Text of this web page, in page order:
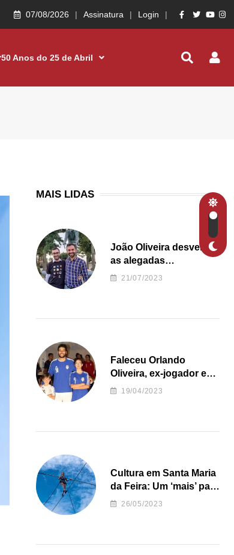
07/08/2026 Assinatura Login
50 Anos do 25 de Abril
MAIS LIDAS
João Oliveira desvenda
as alegadas
irregularidades da
21/07/2023
Faleceu Orlando
Oliveira, ex-jogador e
treinador da formação
19/04/2023
Cultura em Santa Maria
da Feira: Um ‘mais’ para
o Concelho
26/05/2023